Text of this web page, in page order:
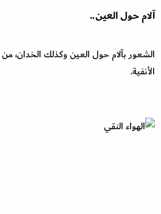
آلام حول العين..
الشعور بآلام حول العين وكذلك الخدان،
الأنفية.